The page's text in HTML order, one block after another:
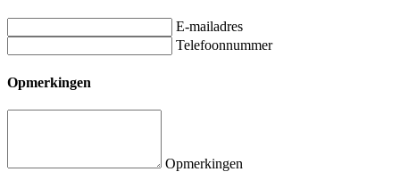
E-mailadres
Telefoonnummer
Opmerkingen
Opmerkingen